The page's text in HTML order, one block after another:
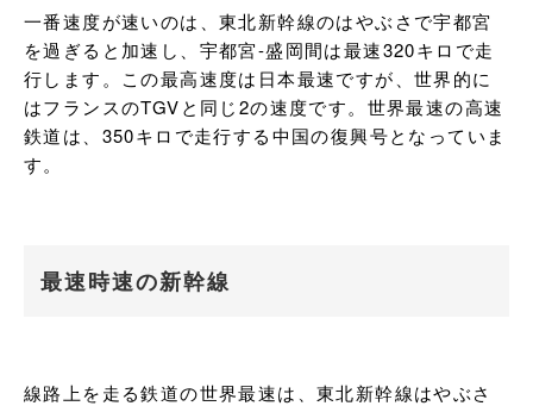
一番速度が速いのは、東北新幹線のはやぶさで宇都宮
を過ぎると加速し、宇都宮-盛岡間は最速320キロで走
行します。この最高速度は日本最速ですが、世界的に
はフランスのTGVと同じ2の速度です。世界最速の高速
鉄道は、350キロで走行する中国の復興号となっていま
す。
最速時速の新幹線
線路上を走る鉄道の世界最速は、東北新幹線はやぶさ